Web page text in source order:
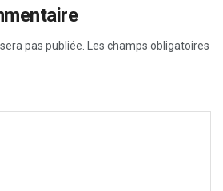
pas publiée. Les champs obligatoires